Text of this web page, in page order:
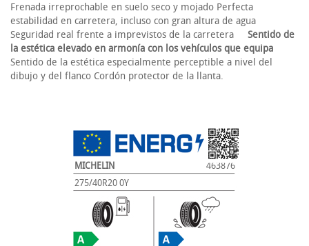
Frenada irreprochable en suelo seco y mojado Perfecta
estabilidad en carretera, incluso con gran altura de agua
Seguridad real frente a imprevistos de la carretera Sentido de
la estética elevado en armonía con los vehículos que equipa
Sentido de la estética especialmente perceptible a nivel del
dibujo y del flanco Cordón protector de la llanta.
MICHELIN
463876
275/40R20 0Y